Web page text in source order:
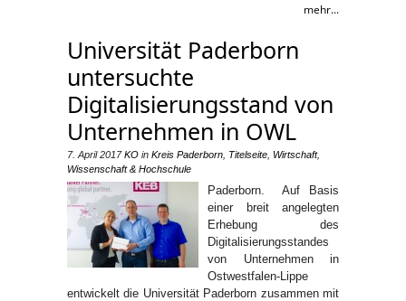
mehr...
Universität Paderborn
untersuchte
Digitalisierungsstand von
Unternehmen in OWL
7. April 2017 KO in Kreis Paderborn Titelseite Wirtschaft,
Wissenschaft & Hochschule
Paderborn. Auf Basis
einer breit angelegten
Erhebung des
Digitalisierungsstandes
von Unternehmen in
Ostwestfalen-Lippe
entwickelt die Universität Paderborn zusammen mit